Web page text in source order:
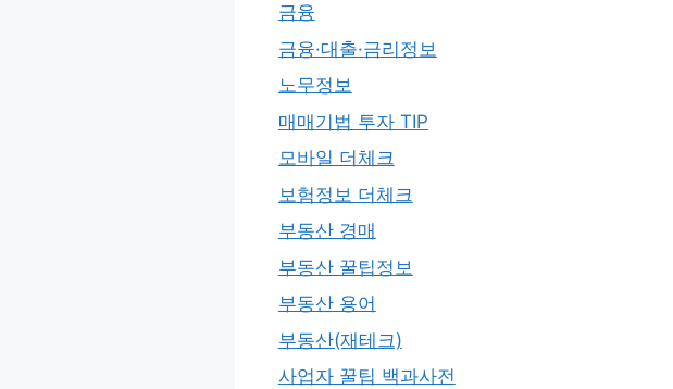
금융
금융·대출·금리정보
노무정보
매매기법 투자 TIP
모바일 더체크
보험정보 더체크
부동산 경매
부동산 꿀팁정보
부동산 용어
부동산(재테크)
사업자 꿀팁 백과사전